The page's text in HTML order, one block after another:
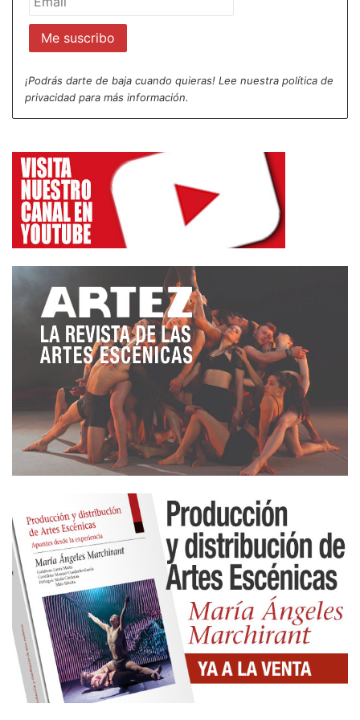
Y es la finura del trazo de esa deixis verbal y
gestual, junto a la escucha profunda y a la conexión
con sencillez la complejidad de esta historia mítica.
«António dice…
Cleópatra dice…
António ve…
Cleópatra ve…
António se aleja…
Cleópatra sonríe…»
La ritmicidad del texto se basa en la recurrencia
musical de los nombres y de la estructura y
extensión de las frases, rozando maneras versales.
Hay momentos de estribillo en la descripción de las
acciones virtuales de los personajes referidos.
«Cleópatra abre los ojos.
Cleópatra siente el olor de António.
Cleópatra piensa… António.»
Un disco de vinilo, con la carátula de la funda,
apoyada al pie del tocadiscos, nos muestra las
¡Podrás darte de baja cuando quieras! Lee nuestra política de
privacidad para más información.